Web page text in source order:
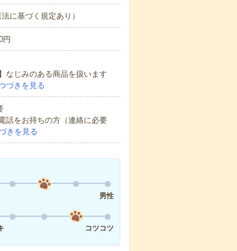
に基づく規定あり）
なじみのある商品を扱います
づきを見る
話をお持ちの方（連絡に必要
きを見る
男性
コツコツ